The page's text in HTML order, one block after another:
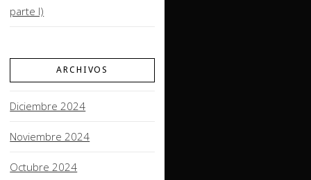
parte I)
ARCHIVOS
Diciembre 2024
Noviembre 2024
Octubre 2024